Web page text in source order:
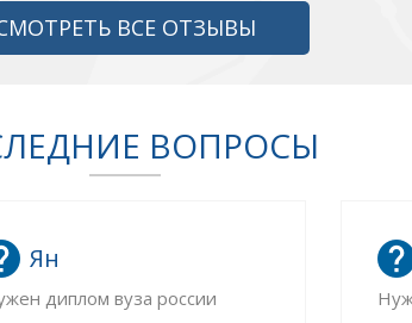
ВСЕ ОТЗЫВЫ
ВОПРОСЫ
Ян
диплом вуза россии